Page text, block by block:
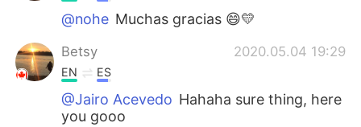
@nohe Muchas gracias 😄💛
Betsy 2020.05.04 19:29
EN ES
@Jairo Acevedo Hahaha sure thing, here
you gooo